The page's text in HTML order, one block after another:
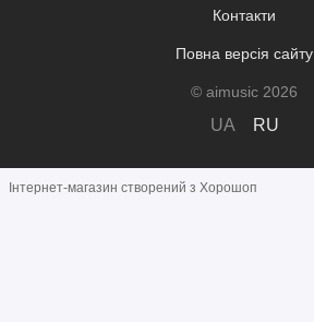
Контакти
Повна версія сайту
© aimusic 2026
UA RU
Інтернет-магазин створений з Хорошоп